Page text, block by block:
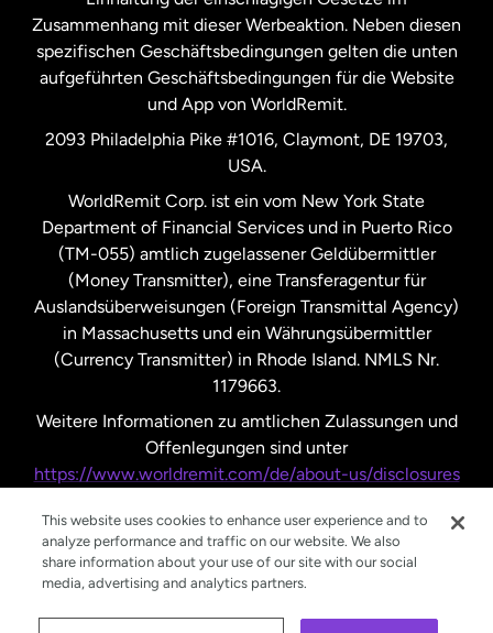
Spanien
Vereinigte Staaten English
Vereinigte Staaten
Vereinigtes Königreich
Zusammenhang mit dieser Werbeaktion. Neben diesen
spezifischen Geschäftsbedingungen gelten die unten
aufgeführten Geschäftsbedingungen für die Website
und App von WorldRemit.
2093 Philadelphia Pike #1016, Claymont, DE 19703,
USA.
WorldRemit Corp. ist ein vom New York State
Department of Financial Services und in Puerto Rico
(TM-055) amtlich zugelassener Geldübermittler
(Money Transmitter), eine Transferagentur für
Auslandsüberweisungen (Foreign Transmittal Agency)
in Massachusetts und ein Währungsübermittler
(Currency Transmitter) in Rhode Island. NMLS Nr.
1179663.
Weitere Informationen zu amtlichen Zulassungen und
Offenlegungen sind unter
https://www.worldremit.com/de/about-us/disclosures
This website uses cookies to enhance user experience and to
analyze performance and traffic on our website. We also
share information about your use of our site with our social
media, advertising and analytics partners.